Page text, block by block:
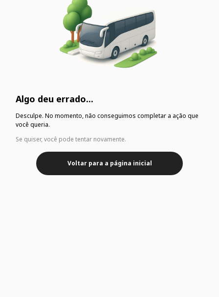
Algo deu errado...
Desculpe. No momento, não conseguimos completar a ação que
você queria.
Se quiser, você pode tentar novamente.
Voltar para a página inicial